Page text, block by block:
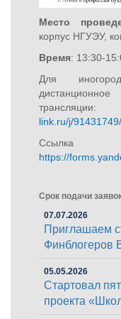
Место
корпус НГУЭУ,
Время: 13:30-
Для
link.ru/j/
Ссылка
https://
Срок подачи
07.07.2026
Приглашаем
Финблогеров
05.05.2026
Стартовал
проекта